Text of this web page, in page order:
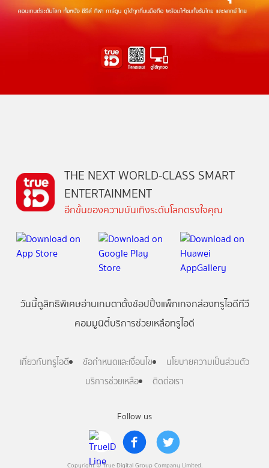
Follow us
Copyright © True Digital Group Company Limited.
THE NEXT WORLD-CLASS SMART
ENTERTAINMENT
อีกขั้นของความบันเทิงระดับโลกตรงใจคุณ
วันนี้ดูสิทธิพิเศษอ่านเกมตาตั้งช้อปปิ้งแพ็กเกจกล่องทรูไอดีทีวี
คอมมูนิตี้บริการช่วยเหลือทรูไอดี
เกี่ยวกับทรูไอดี ข้อกำหนดและเงื่อนไข
นโยบายความเป็นส่วนตัว
บริการช่วยเหลือ
ติดต่อเรา